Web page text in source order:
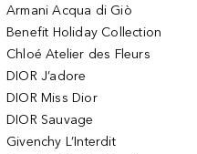
Armani Acqua di Giò
Benefit Holiday Collection
Chloé Atelier des Fleurs
DIOR J’adore
DIOR Miss Dior
DIOR Sauvage
Givenchy L’Interdit